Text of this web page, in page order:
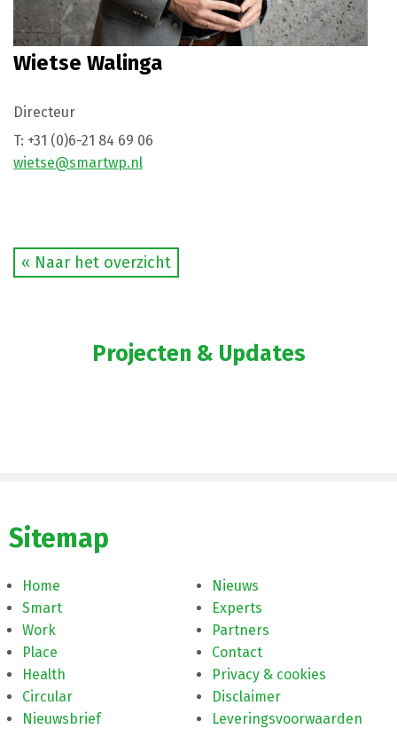
Wietse Walinga
Directeur
T: +31 (0)6-21 84 69 06
wietse@smartwp.nl
« Naar het overzicht
Projecten & Updates
Sitemap
Home
Smart
Work
Place
Health
Circular
Nieuwsbrief
Nieuws
Experts
Partners
Contact
Privacy & cookies
Disclaimer
Leveringsvoorwaarden